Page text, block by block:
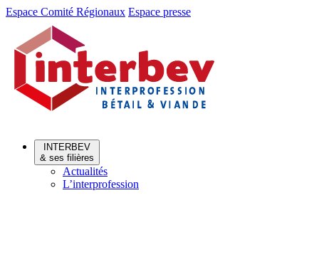
Aller
Aller
contenu
Espace Comité Régionaux Espace presse
INTERBEV
& ses filières
Actualités
L’interprofession